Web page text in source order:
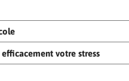
votre stress